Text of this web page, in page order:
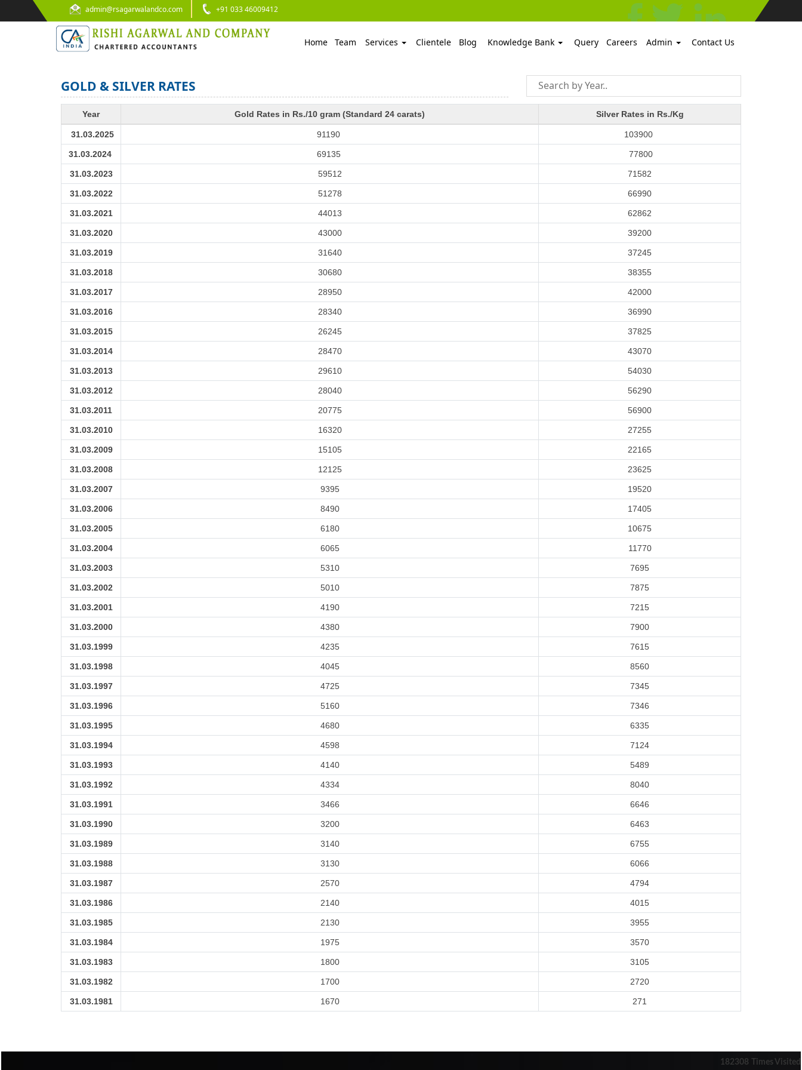
admin@rsagarwalandco.com +91 033 46009412
Home Team Services Clientele Blog Knowledge Bank Query Careers Admin Contact Us
GOLD & SILVER RATES
Year Gold Rates in Rs./10 gram (Standard 24 carats) Silver Rates in Rs./Kg
31.03.2025 91190 103900
31.03.2024 69135 77800
31.03.2023 59512 71582
31.03.2022 51278 66990
31.03.2021 44013 62862
31.03.2020 43000 39200
31.03.2019 31640 37245
31.03.2018 30680 38355
31.03.2017 28950 42000
31.03.2016 28340 36990
31.03.2015 26245 37825
31.03.2014 28470 43070
31.03.2013 29610 54030
31.03.2012 28040 56290
31.03.2011 20775 56900
31.03.2010 16320 27255
31.03.2009 15105 22165
31.03.2008 12125 23625
31.03.2007 9395 19520
31.03.2006 8490 17405
31.03.2005 6180 10675
31.03.2004 6065 11770
31.03.2003 5310 7695
31.03.2002 5010 7875
31.03.2001 4190 7215
31.03.2000 4380 7900
31.03.1999 4235 7615
31.03.1998 4045 8560
31.03.1997 4725 7345
31.03.1996 5160 7346
31.03.1995 4680 6335
31.03.1994 4598 7124
31.03.1993 4140 5489
31.03.1992 4334 8040
31.03.1991 3466 6646
31.03.1990 3200 6463
31.03.1989 3140 6755
31.03.1988 3130 6066
31.03.1987 2570 4794
31.03.1986 2140 4015
31.03.1985 2130 3955
31.03.1984 1975 3570
31.03.1983 1800 3105
31.03.1982 1700 2720
31.03.1981 1670 271
182308 Times Visited